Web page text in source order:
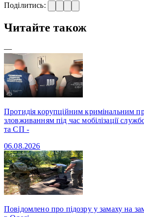
Поділитись:
Читайте також
—
Протидія корупційним кримінальним
зловживанням під час мобілізації
та СП -
06.08.2026
Повідомлено про підозру у замаху на